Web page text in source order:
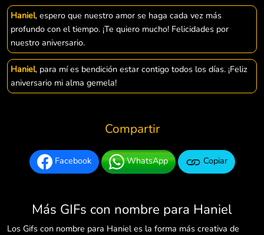
Haniel, espero que nuestro amor se haga cada vez más
profundo con el tiempo. ¡Te quiero mucho! Felicidades por
nuestro aniversario.
Haniel, para mí es bendición estar contigo todos los días. ¡Feliz
aniversario mi alma gemela!
Compartir
Facebook WhatsApp Copiar
Más GIFs con nombre para Haniel
Los Gifs con nombre para Haniel es la forma más creativa de